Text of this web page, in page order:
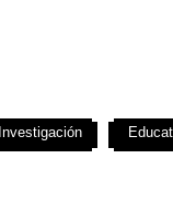
Investigación